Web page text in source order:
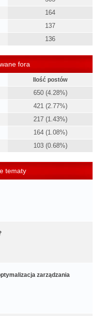
164
137
136
fora
Ilość postów
650 (4.28%)
421 (2.77%)
217 (1.43%)
164 (1.08%)
103 (0.68%)
tematy
zarządzania